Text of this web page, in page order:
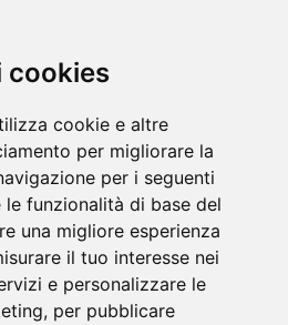
cookies
cookie e altre
per migliorare la
per i seguenti
le funzionalità di base del
una migliore esperienza
il tuo interesse nei
e personalizzare le
, per pubblicare